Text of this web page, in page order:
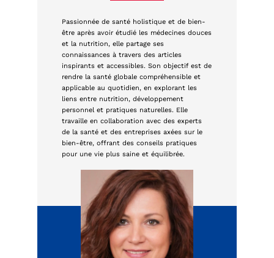
Passionnée de santé holistique et de bien-
être après avoir étudié les médecines douces
et la nutrition, elle partage ses
connaissances à travers des articles
inspirants et accessibles. Son objectif est de
rendre la santé globale compréhensible et
applicable au quotidien, en explorant les
liens entre nutrition, développement
personnel et pratiques naturelles. Elle
travaille en collaboration avec des experts
de la santé et des entreprises axées sur le
bien-être, offrant des conseils pratiques
pour une vie plus saine et équilibrée.